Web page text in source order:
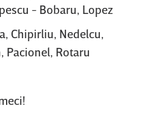
- Bobaru, Lopez
Chipirliu, Nedelcu,
Pacionel, Rotaru